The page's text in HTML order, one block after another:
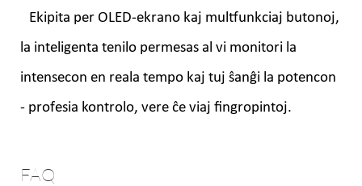
Ekipita per OLED-ekrano kaj multfunkciaj butonoj,
la inteligenta tenilo permesas al vi monitori la
intensecon en reala tempo kaj tuj ŝanĝi la potencon
- profesia kontrolo, vere ĉe viaj fingropintoj.
FAQ